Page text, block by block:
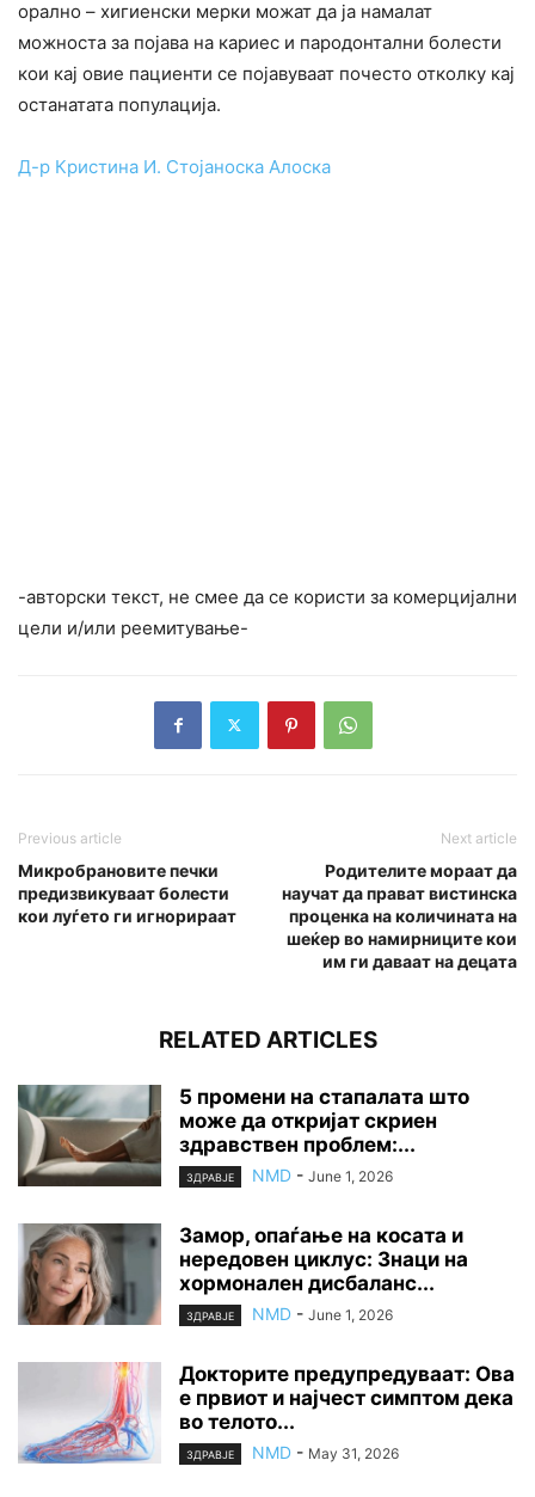
орално – хигиенски мерки можат да ја намалат
можноста за појава на кариес и пародонтални болести
кои кај овие пациенти се појавуваат почесто отколку кај
останатата популација.
Д-р Кристина И. Стојаноска Алоска
-авторски текст, не смее да се користи за комерцијални
цели и/или реемитување-
Previous article
Микробрановите печки
предизвикуваат болести
кои луѓето ги игнорираат
Next article
Родителите мораат да
научат да прават вистинска
проценка на количината на
шеќер во намирниците кои
им ги даваат на децата
RELATED ARTICLES
5 промени на стапалата што
може да откријат скриен
здравствен проблем:...
ЗДРАВЈЕ NMD - June 1, 2026
Замор, опаѓање на косата и
нередовен циклус: Знаци на
хормонален дисбаланс...
ЗДРАВЈЕ NMD - June 1, 2026
Докторите предупредуваат: Ова
е првиот и најчест симптом дека
во телото...
ЗДРАВЈЕ NMD - May 31, 2026